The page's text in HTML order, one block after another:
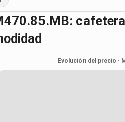
Evolución del precio ·